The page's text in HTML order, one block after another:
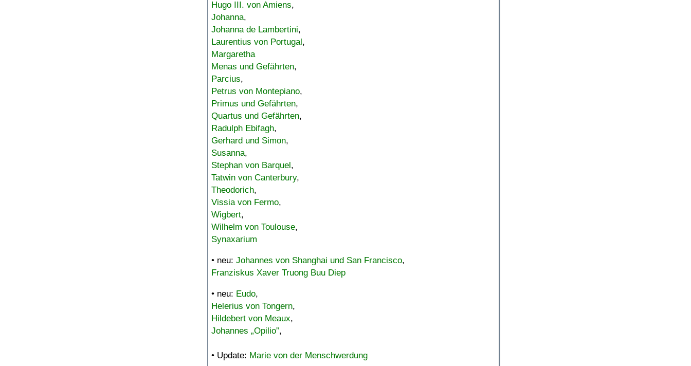
Hugo III. von Amiens,
Johanna,
Johanna de Lambertini,
Laurentius von Portugal,
Margaretha
Menas und Gefährten,
Parcius,
Petrus von Montepiano,
Primus und Gefährten,
Quartus und Gefährten,
Radulph Ebifagh,
Gerhard und Simon,
Susanna,
Stephan von Barquel,
Tatwin von Canterbury,
Theodorich,
Vissia von Fermo,
Wigbert,
Wilhelm von Toulouse,
Synaxarium
• neu: Johannes von Shanghai und San Francisco,
Franziskus Xaver Truong Buu Diep
• neu: Eudo,
Helerius von Tongern,
Hildebert von Meaux,
Johannes „Opilio”,
• Update: Marie von der Menschwerdung